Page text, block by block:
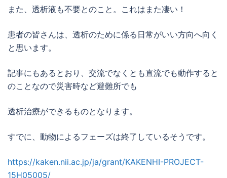
また、透析液も不要とのこと。これはまた凄い！
患者の皆さんは、透析のために係る日常がいい方向へ向く
と思います。
記事にもあるとおり、交流でなくとも直流でも動作すると
のことなので災害時など避難所でも
透析治療ができるものとなります。
すでに、動物によるフェーズは終了しているそうです。
https://kaken.nii.ac.jp/ja/grant/KAKENHI-PROJECT-
15H05005/